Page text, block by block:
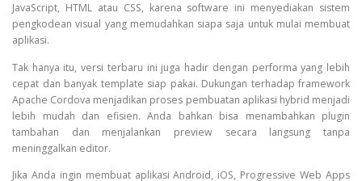
JavaScript, HTML atau CSS, karena software ini menyediakan sistem
pengkodean visual yang memudahkan siapa saja untuk mulai membuat
aplikasi.
Tak hanya itu, versi terbaru ini juga hadir dengan performa yang lebih
cepat dan banyak template siap pakai. Dukungan terhadap framework
Apache Cordova menjadikan proses pembuatan aplikasi hybrid menjadi
lebih mudah dan efisien. Anda bahkan bisa menambahkan plugin
tambahan dan menjalankan preview secara langsung tanpa
meninggalkan editor.
Jika Anda ingin membuat aplikasi Android, iOS, Progressive Web Apps